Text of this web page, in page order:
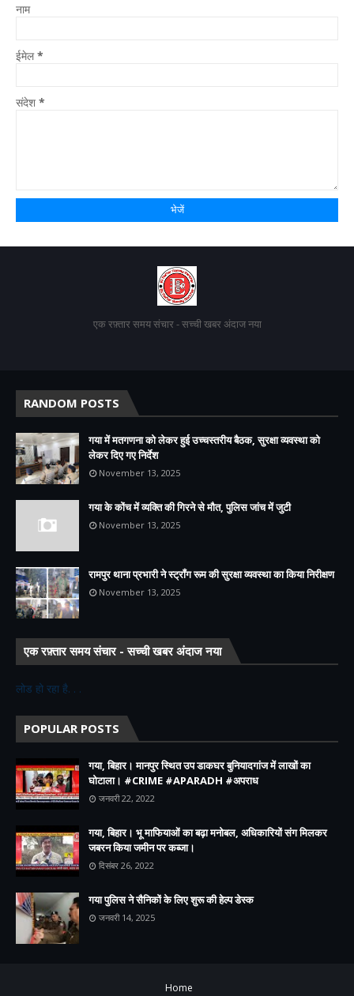
नाम
ईमेल*
संदेश *
एक रफ़्तार समय संचार - सच्ची खबर अंदाज नया
RANDOM POSTS
गया में मतगणना को लेकर हुई उच्चस्तरीय बैठक, सुरक्षा व्यवस्था को
लेकर दिए गए निर्देश
November 13, 2025
गया के कोंच में व्यक्ति की गिरने से मौत, पुलिस जांच में जुटी
November 13, 2025
रामपुर थाना प्रभारी ने स्ट्रॉंग रूम की सुरक्षा व्यवस्था का किया निरीक्षण
November 13, 2025
एक रफ़्तार समय संचार - सच्ची खबर अंदाज नया
लोड हो रहा है. . .
POPULAR POSTS
गया, बिहार। मानपुर स्थित उप डाकघर बुनियादगांज में लाखों का
घोटाला। #CRIME #APARADH #अपराध
जनवरी 22, 2022
गया, बिहार। भू माफियाओं का बढ़ा मनोबल, अधिकारियों संग मिलकर
जबरन किया जमीन पर कब्जा।
दिसंबर 26, 2022
गया पुलिस ने सैनिकों के लिए शुरू की हेल्प डेस्क
जनवरी 14, 2025
Home